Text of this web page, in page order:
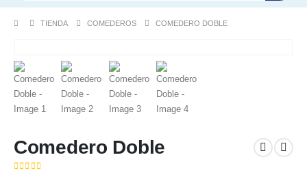
TIENDA COMEDEROS COMEDERO DOBLE
Comedero Doble